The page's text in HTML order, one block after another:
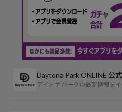
Daytona Park ONLINE 公
デイトナパークの最新情報をイ